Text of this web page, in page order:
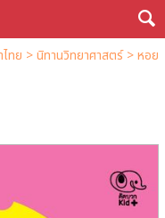
ทย >นิทานวิทยาศาสตร์> หอย